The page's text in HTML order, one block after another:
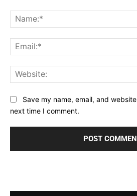
Save my name, email, and
next time I comment.